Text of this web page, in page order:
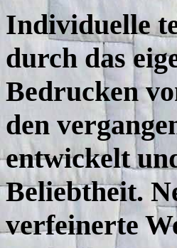
Individuelle
durch das
Bedrucken
den
entwickelt
Beliebtheit.
verfeinerte